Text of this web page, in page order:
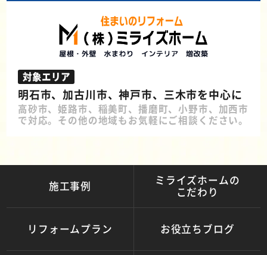
対象エリア
明石市、加古川市、神戸市、三木市を中心に
高砂市、姫路市、稲美町、播磨町、小野市、加西市
で対応。その他の地域もお気軽にご相談ください。
施工事例
ミライズホームの
こだわり
リフォームプラン お役立ちブログ